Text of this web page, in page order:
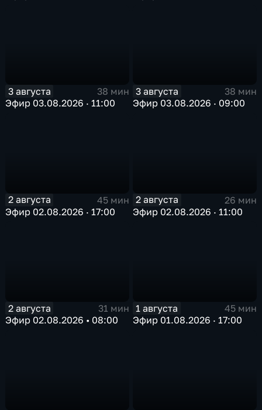
3 августа
38 мин
Эфир 03.08.2026 · 11:00
3 августа
38 мин
Эфир 03.08.2026 · 09:00
2 августа
45 мин
Эфир 02.08.2026 · 17:00
2 августа
26 мин
Эфир 02.08.2026 · 11:00
2 августа
31 мин
Эфир 02.08.2026 • 08:00
1 августа
45 мин
Эфир 01.08.2026 · 17:00